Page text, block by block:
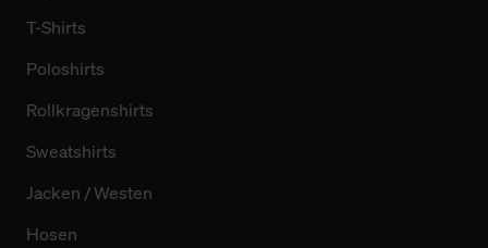
T-Shirts
Poloshirts
Rollkragenshirts
Sweatshirts
Jacken / Westen
Hosen